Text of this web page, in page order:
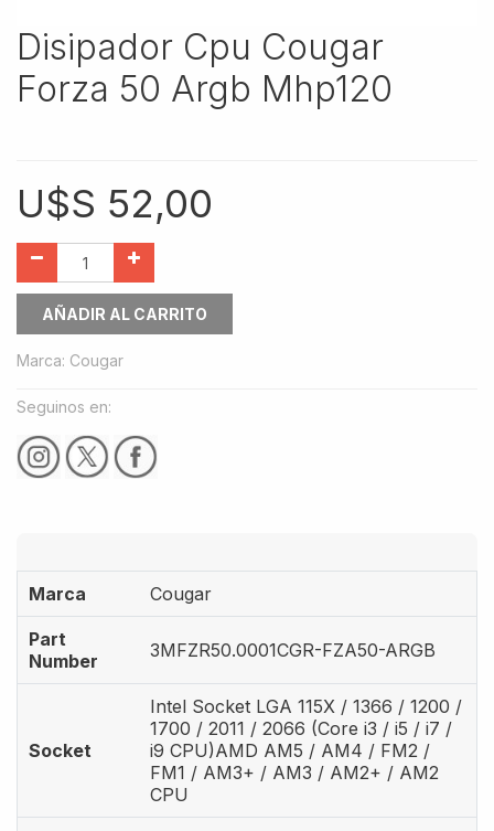
Disipador Cpu Cougar
Forza 50 Argb Mhp120
U$S 52,00
AÑADIR AL CARRITO
Marca: Cougar
Seguinos en:
Marca Cougar
Part
Number
3MFZR50.0001CGR-FZA50-ARGB
Socket
Intel Socket LGA 115X / 1366 / 1200 /
1700 / 2011 / 2066 (Core i3 / i5 / i7 /
i9 CPU)AMD AM5 / AM4 / FM2 /
FM1 / AM3+ / AM3 / AM2+ / AM2
CPU